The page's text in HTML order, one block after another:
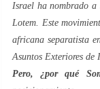
Israel ha nombrado
Lotem. Este
africana separatista
Asuntos Exteriores de
Pero, ¿por qué